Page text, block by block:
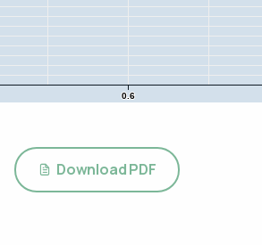
0.6
Download PDF